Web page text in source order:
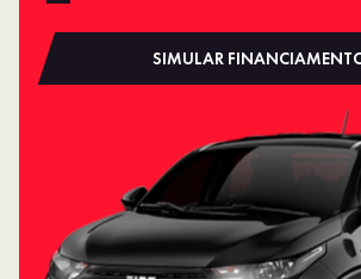
SIMULAR